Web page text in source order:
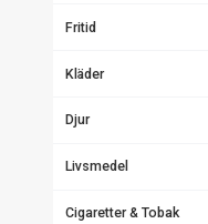
Fritid
Kläder
Djur
Livsmedel
Cigaretter & Tobak